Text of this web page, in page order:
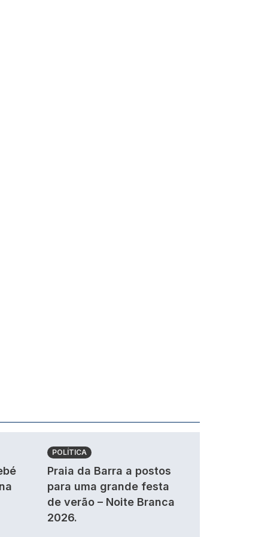
POLÍTICA
Praia da Barra a postos
para uma grande festa
de verão – Noite Branca
2026.